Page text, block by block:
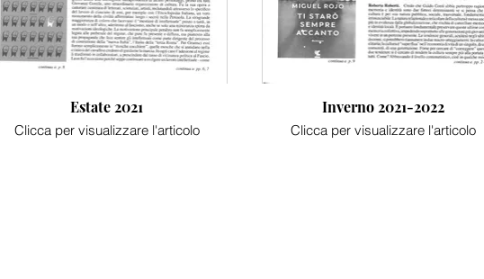
Estate 2021
Clicca per visualizzare l'articolo
Inverno 2021-2022
Clicca per visualizzare l'articolo